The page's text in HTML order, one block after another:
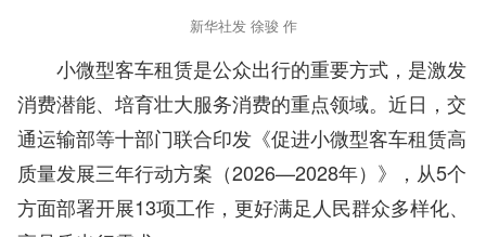
新华社发 徐骏 作
小微型客车租赁是公众出行的重要方式，是激发
消费潜能、培育壮大服务消费的重点领域。近日，交
通运输部等十部门联合印发《促进小微型客车租赁高
质量发展三年行动方案（2026—2028年）》，从5个
方面部署开展13项工作，更好满足人民群众多样化、